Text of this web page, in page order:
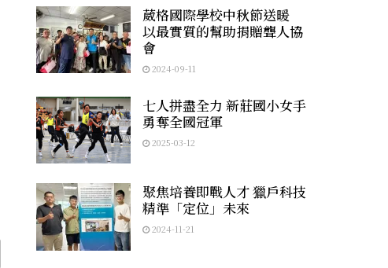
葳格國際學校中秋節送暖
以最實質的幫助捐贈聾人協
會
2024-09-11
七人拼盡全力 新莊國小女手
勇奪全國冠軍
2025-03-12
聚焦培養即戰人才 獵戶科技
精準「定位」未來
2024-11-21